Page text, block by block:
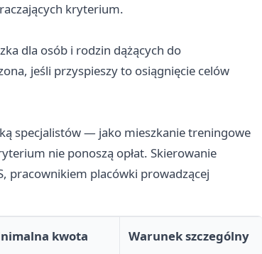
kryterium.
dla osób i rodzin dążących do
jeśli przyspieszy to osiągnięcie celów
specjalistów — jako mieszkanie treningowe
nie ponoszą opłat. Skierowanie
pracownikiem placówki prowadzącej
kwota Warunek szczególny